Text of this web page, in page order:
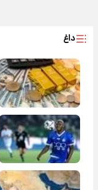
داغ